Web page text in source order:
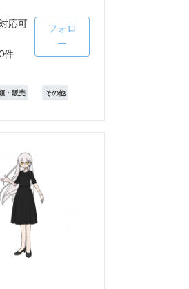
応可
件
フォロ
ー
・販売 その他